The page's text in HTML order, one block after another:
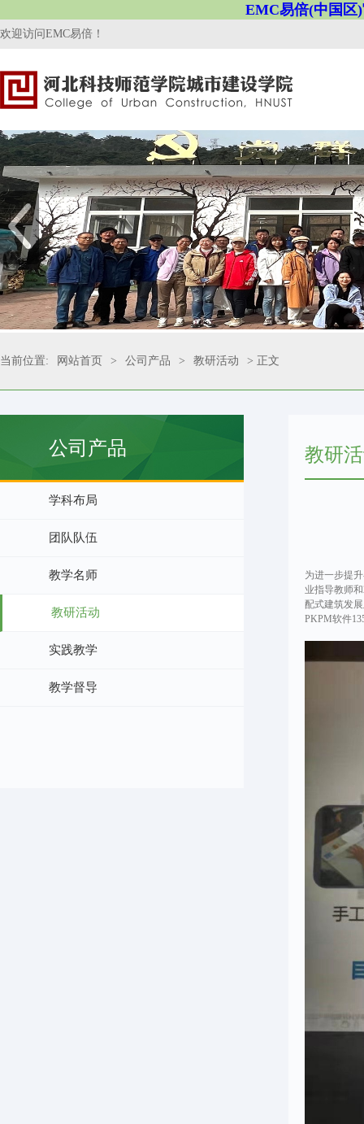
EMC易倍(中国区
欢迎访问EMC易倍！
当前位置: 网站首页 > 公司产品 > 教研活动 > 正文
公司产品
学科布局
团队队伍
教学名师
教研活动
实践教学
教学督导
教研
为进一步提
业指导教师
配式建筑发
PKPM软件